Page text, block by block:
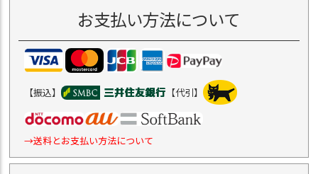
お支払い方法について
【振込】 【代引】
→送料とお支払い方法について